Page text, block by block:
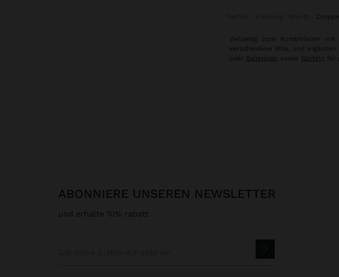
Vielseitig zum Kombinieren mit
verschiedene Stile, und ergänzen
oder Ballerinas, sowie Gürteln für
ABONNIERE UNSEREN NEWSLETTER
und erhalte 10% rabatt